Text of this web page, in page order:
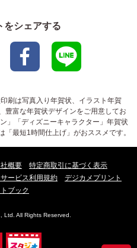
をシェアする
刷は写真入り年賀状、イラスト年賀
豊富な年賀状デザインをご用意してお
」「ディズニーキャラクター」年賀状
最短1時間仕上げ」がおススメです。
概要
特定商取引に基づく表示
ービス利用規約
デジカメプリント
ブック
Ltd. All Rights Reserved.